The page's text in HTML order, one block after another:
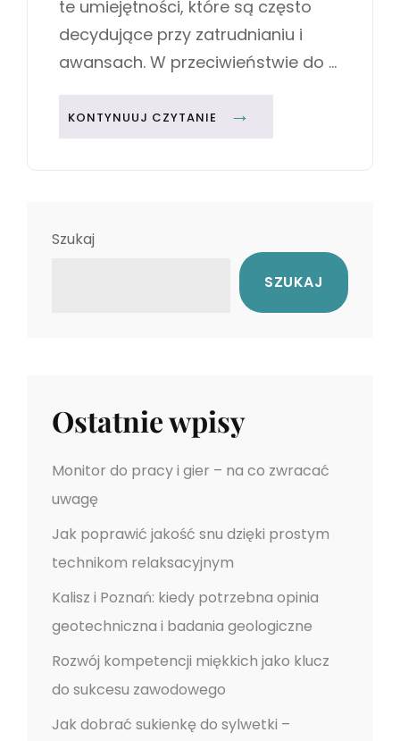
I
M
U
te umiejętności, które są często
decydujące przy zatrudnianiu i
awansach. W przeciwieństwie do …
KONTYNUUJ CZYTANIE
M
I
D
L
C
Z
E
Szukaj
SZUKAJ
Ostatnie wpisy
Monitor do pracy i gier – na co zwracać
uwagę
Jak poprawić jakość snu dzięki prostym
technikom relaksacyjnym
Kalisz i Poznań: kiedy potrzebna opinia
geotechniczna i badania geologiczne
Rozwój kompetencji miękkich jako klucz
do sukcesu zawodowego
Jak dobrać sukienkę do sylwetki –